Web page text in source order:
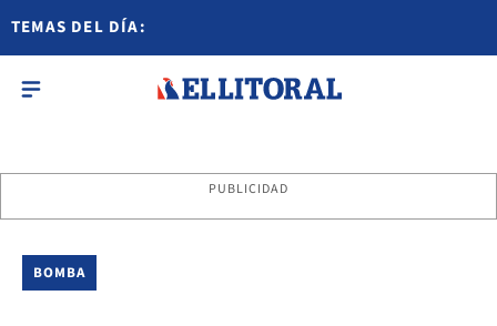
TEMAS DEL DÍA:
PUBLICIDAD
BOMBA